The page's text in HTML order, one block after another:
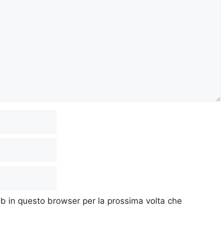
in questo browser per la prossima volta che